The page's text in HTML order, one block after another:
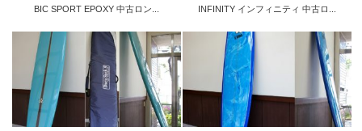
BIC SPORT EPOXY 中古ロン... INFINITY インフィニティ 中古ロ...